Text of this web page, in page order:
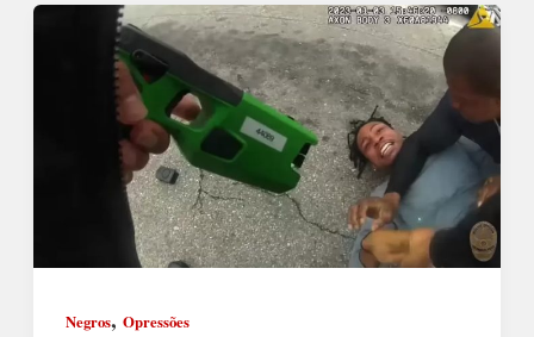
Negros, Opressões